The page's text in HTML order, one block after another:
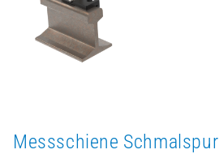
Messschiene Schmalspur